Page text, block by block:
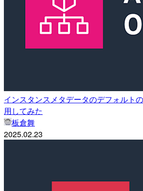
インスタンスメタデータのデフォルト
用してみた
板倉舞
2025.02.23